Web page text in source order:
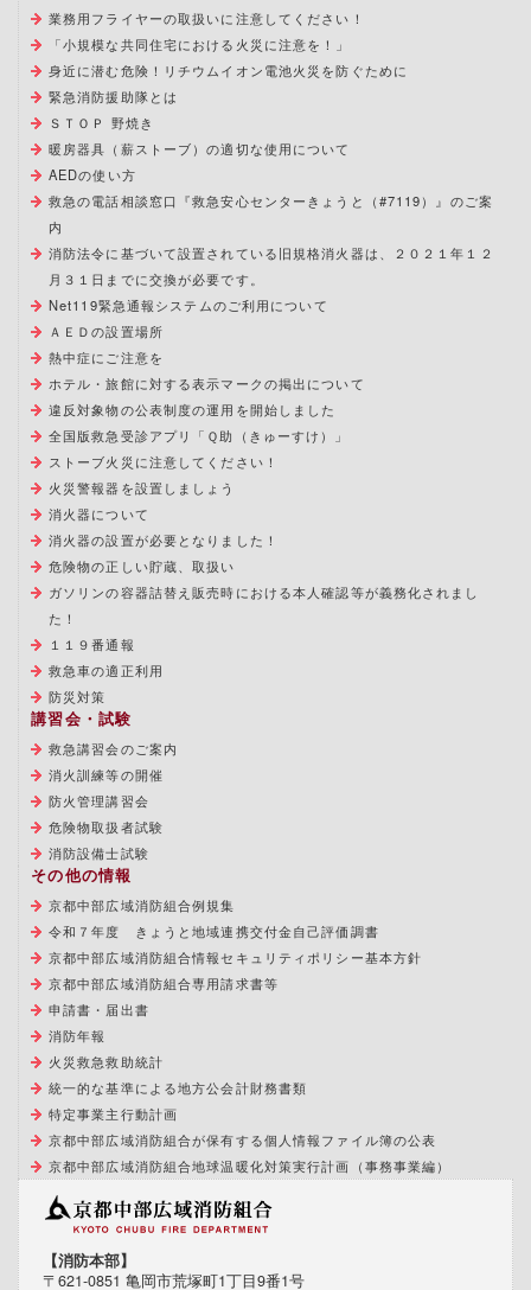
業務用フライヤーの取扱いに注意してください！
「小規模な共同住宅における火災に注意を！」
身近に潜む危険！リチウムイオン電池火災を防ぐために
緊急消防援助隊とは
ＳＴＯＰ 野焼き
暖房器具（薪ストーブ）の適切な使用について
AEDの使い方
救急の電話相談窓口『救急安心センターきょうと（#7119）』のご案
内
消防法令に基づいて設置されている旧規格消火器は、２０２１年１２
月３１日までに交換が必要です。
Net119緊急通報システムのご利用について
ＡＥＤの設置場所
熱中症にご注意を
ホテル・旅館に対する表示マークの掲出について
違反対象物の公表制度の運用を開始しました
全国版救急受診アプリ「Ｑ助（きゅーすけ）」
ストーブ火災に注意してください！
火災警報器を設置しましょう
消火器について
消火器の設置が必要となりました！
危険物の正しい貯蔵、取扱い
ガソリンの容器詰替え販売時における本人確認等が義務化されまし
た！
１１９番通報
救急車の適正利用
防災対策
講習会・試験
救急講習会のご案内
消火訓練等の開催
防火管理講習会
危険物取扱者試験
消防設備士試験
その他の情報
京都中部広域消防組合例規集
令和７年度 きょうと地域連携交付金自己評価調書
京都中部広域消防組合情報セキュリティポリシー基本方針
京都中部広域消防組合専用請求書等
申請書・届出書
消防年報
火災救急救助統計
統一的な基準による地方公会計財務書類
特定事業主行動計画
京都中部広域消防組合が保有する個人情報ファイル簿の公表
京都中部広域消防組合地球温暖化対策実行計画（事務事業編）
【消防本部】
〒621-0851 亀岡市荒塚町1丁目9番1号